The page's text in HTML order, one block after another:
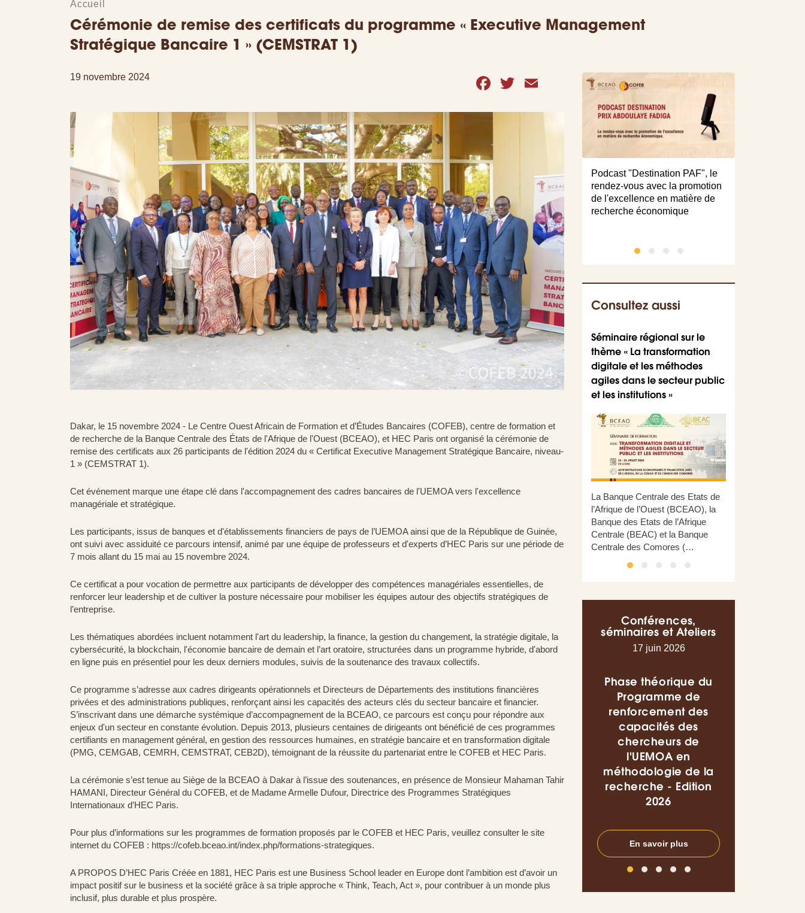
Accueil
Cérémonie de remise des certificats du programme « Executive Management
Stratégique Bancaire 1 » (CEMSTRAT 1)
Facebook
TwitterEmail
19 novembre 2024
Dakar, le 15 novembre 2024 - Le Centre Ouest Africain de Formation et d’Études Bancaires (COFEB), centre de formation et
de recherche de la Banque Centrale des États de l'Afrique de l'Ouest (BCEAO), et HEC Paris ont organisé la cérémonie de
remise des certificats aux 26 participants de l'édition 2024 du « Certificat Executive Management Stratégique Bancaire, niveau-
1 » (CEMSTRAT 1).
Cet événement marque une étape clé dans l'accompagnement des cadres bancaires de l'UEMOA vers l'excellence
managériale et stratégique.
Les participants, issus de banques et d'établissements financiers de pays de l’UEMOA ainsi que de la République de Guinée,
ont suivi avec assiduité ce parcours intensif, animé par une équipe de professeurs et d'experts d’HEC Paris sur une période de
7 mois allant du 15 mai au 15 novembre 2024.
Ce certificat a pour vocation de permettre aux participants de développer des compétences managériales essentielles, de
renforcer leur leadership et de cultiver la posture nécessaire pour mobiliser les équipes autour des objectifs stratégiques de
l’entreprise.
Les thématiques abordées incluent notamment l'art du leadership, la finance, la gestion du changement, la stratégie digitale, la
cybersécurité, la blockchain, l'économie bancaire de demain et l’art oratoire, structurées dans un programme hybride, d'abord
en ligne puis en présentiel pour les deux derniers modules, suivis de la soutenance des travaux collectifs.
Ce programme s’adresse aux cadres dirigeants opérationnels et Directeurs de Départements des institutions financières
privées et des administrations publiques, renforçant ainsi les capacités des acteurs clés du secteur bancaire et financier.
S’inscrivant dans une démarche systémique d’accompagnement de la BCEAO, ce parcours est conçu pour répondre aux
enjeux d'un secteur en constante évolution. Depuis 2013, plusieurs centaines de dirigeants ont bénéficié de ces programmes
certifiants en management général, en gestion des ressources humaines, en stratégie bancaire et en transformation digitale
(PMG, CEMGAB, CEMRH, CEMSTRAT, CEB2D), témoignant de la réussite du partenariat entre le COFEB et HEC Paris.
La cérémonie s’est tenue au Siège de la BCEAO à Dakar à l’issue des soutenances, en présence de Monsieur Mahaman Tahir
HAMANI, Directeur Général du COFEB, et de Madame Armelle Dufour, Directrice des Programmes Stratégiques
Internationaux d’HEC Paris.
Pour plus d’informations sur les programmes de formation proposés par le COFEB et HEC Paris, veuillez consulter le site
internet du COFEB : https://cofeb.bceao.int/index.php/formations-strategiques.
A PROPOS D’HEC Paris Créée en 1881, HEC Paris est une Business School leader en Europe dont l’ambition est d’avoir un
impact positif sur le business et la société grâce à sa triple approche « Think, Teach, Act », pour contribuer à un monde plus
inclusif, plus durable et plus prospère.
Podcast "Destination PAF", le
rendez-vous avec la promotion
de l'excellence en matière de
recherche économique
Consultez aussi
Séminaire régional sur le
thème « La transformation
digitale et les méthodes
agiles dans le secteur public
et les institutions »
La Banque Centrale des Etats de
l’Afrique de l’Ouest (BCEAO), la
Banque des Etats de l’Afrique
Centrale (BEAC) et la Banque
Centrale des Comores (…
Conférences,
séminaires et Ateliers
17 juin 2026
Phase théorique du
Programme de
renforcement des
capacités des
chercheurs de
l'UEMOA en
méthodologie de la
recherche - Edition
2026
En savoir plus